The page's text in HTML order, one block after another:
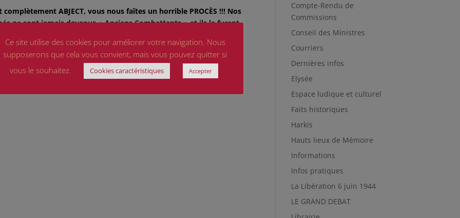
ABJECT, vous nous faîtes un horrible PROCÈS !!! Nos
ne sont jamais devenus « Anciens Combattants » et ils le furent
ET PROTÉGEZ NOTRE ULTIME ÉTAPE : LA FIN DE NOTRE
Compte-Rendu de
Commissions
Conseil des Ministres
Courriers
Dernières infos
Elysée
Espace ludique et culturel
Faits historiques
Harkis
Hauts lieux de Mémoire
Informations
Infos pratiques
La Libération 6 juin 1944
LE GRAND DEBAT
Ce site utilise des cookies pour améliorer votre navigation. Nous
supposerons que cela vous convient, mais vous pouvez quitter si
vous le souhaitez.
Cookies caractéristiques Accepter